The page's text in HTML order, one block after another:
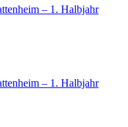
– 1. Halbjahr
– 1. Halbjahr